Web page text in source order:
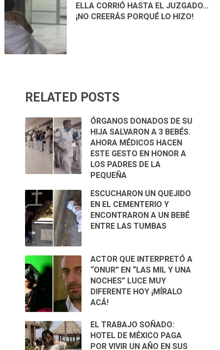
ELLA CORRIÓ HASTA EL JUZGADO…
¡NO CREERÁS PORQUÉ LO HIZO!
RELATED POSTS
ÓRGANOS DONADOS DE SU
HIJA SALVARON A 3 BEBÉS.
AHORA MÉDICOS HACEN
ESTE GESTO EN HONOR A
LOS PADRES DE LA
PEQUEÑA
ESCUCHARON UN QUEJIDO
EN EL CEMENTERIO Y
ENCONTRARON A UN BEBÉ
ENTRE LAS TUMBAS
ACTOR QUE INTERPRETÓ A
“ONUR” EN “LAS MIL Y UNA
NOCHES” LUCE MUY
DIFERENTE HOY ¡MÍRALO
ACÁ!
EL TRABAJO SOÑADO:
HOTEL DE MÉXICO PAGA
POR VIVIR UN AÑO EN SUS